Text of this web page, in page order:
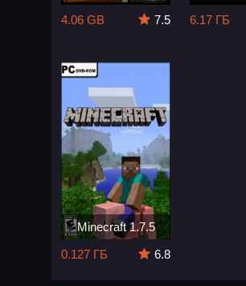
4.06 GB
7.5
6.17 ГБ
Minecraft 1.7.5
0.127 ГБ
6.8